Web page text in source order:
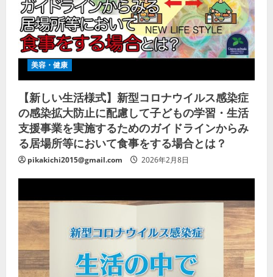
美容・健康
【新しい生活様式】新型コロナウイルス感染症
の感染拡大防止に配慮して子どもの学習・生活
支援事業を実施するためのガイドラインからみ
る居場所等において食事をする場合とは？
pikakichi2015@gmail.com 2026年2月8日